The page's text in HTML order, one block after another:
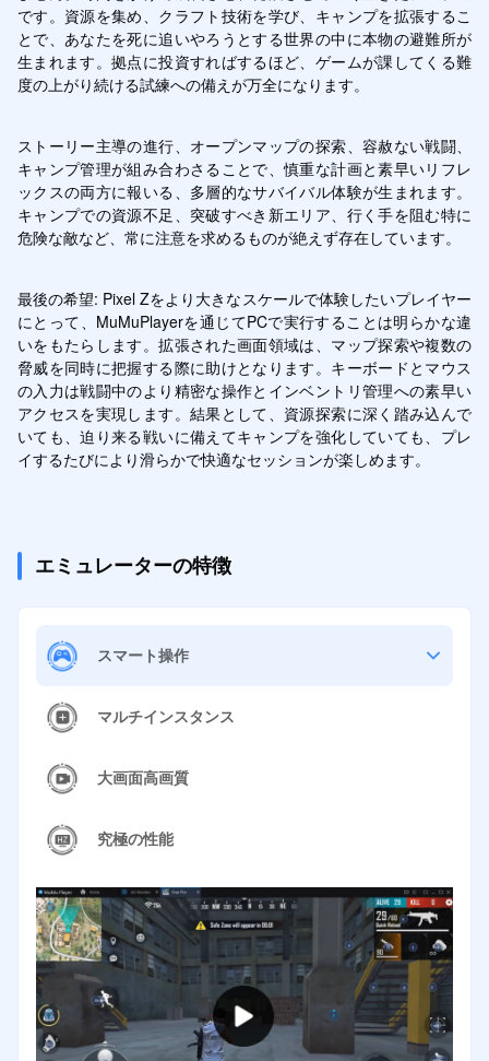
です。資源を集め、クラフト技術を学び、キャンプを拡張するこ
とで、あなたを死に追いやろうとする世界の中に本物の避難所が
生まれます。拠点に投資すればするほど、ゲームが課してくる難
度の上がり続ける試練への備えが万全になります。
ストーリー主導の進行、オープンマップの探索、容赦ない戦闘、
キャンプ管理が組み合わさることで、慎重な計画と素早いリフレ
ックスの両方に報いる、多層的なサバイバル体験が生まれます。
キャンプでの資源不足、突破すべき新エリア、行く手を阻む特に
危険な敵など、常に注意を求めるものが絶えず存在しています。
最後の希望: Pixel Zをより大きなスケールで体験したいプレイヤー
にとって、MuMuPlayerを通じてPCで実行することは明らかな違
いをもたらします。拡張された画面領域は、マップ探索や複数の
脅威を同時に把握する際に助けとなります。キーボードとマウス
の入力は戦闘中のより精密な操作とインベントリ管理への素早い
アクセスを実現します。結果として、資源探索に深く踏み込んで
いても、迫り来る戦いに備えてキャンプを強化していても、プレ
イするたびにより滑らかで快適なセッションが楽しめます。
エミュレーターの特徴
スマート操作
マルチインスタンス
大画面高画質
究極の性能